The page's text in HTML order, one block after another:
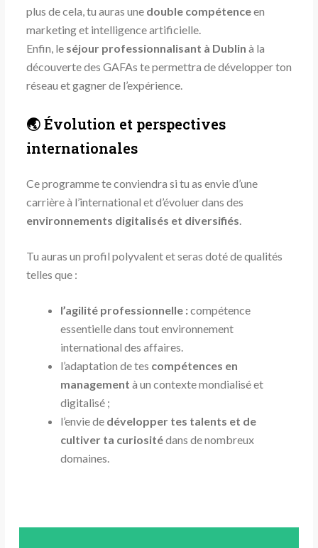
plus de cela, tu auras une double compétenceen
marketing et intelligence artificielle.
Enfin, le séjour professionnalisant à Dublin à la
découverte des GAFAs te permettra de développer ton
réseau et gagner de l’expérience.
🌏 Évolution et perspectives
internationales
Ce programme te conviendra si tu as envie d’une
carrière à l’international et d’évoluer dans des
environnements digitalisés et diversifiés.
Tu auras un profil polyvalent et seras doté de qualités
telles que :
l’agilité professionnelle :compétence
essentielle dans tout environnement
international des affaires.
l’adaptation de tes compétences en
management à un contexte mondialisé et
digitalisé ;
l’envie de développer tes talents et de
cultiver ta curiositédans de nombreux
domaines.